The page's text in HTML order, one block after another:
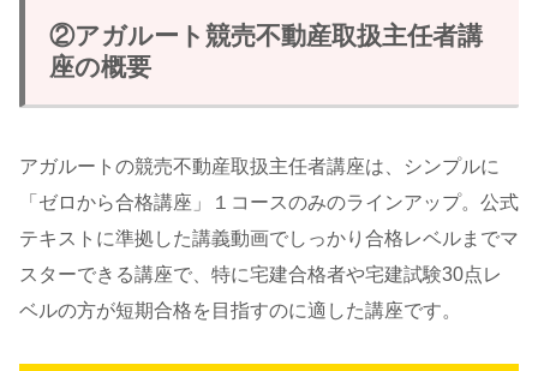
②アガルート競売不動産取扱主任者講
座の概要
アガルートの競売不動産取扱主任者講座は、シンプルに
「ゼロから合格講座」１コースのみのラインアップ。公式
テキストに準拠した講義動画でしっかり合格レベルまでマ
スターできる講座で、特に宅建合格者や宅建試験30点レ
ベルの方が短期合格を目指すのに適した講座です。